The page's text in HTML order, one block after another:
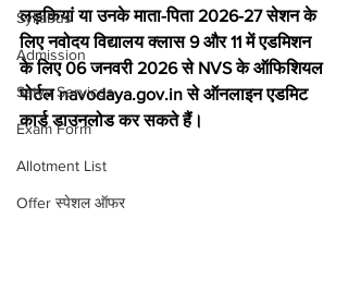
Syllabus
Admission
Satya Services
Exam Form
Allotment List
Offer स्पेशल ऑफर
लड़कियां या उनके माता-पिता 2026-27 सेशन के
लिए नवोदय विद्यालय क्लास 9 और 11 में एडमिशन
के लिए 06 जनवरी 2026 से NVS के ऑफिशियल
पोर्टल navodaya.gov.in से ऑनलाइन एडमिट
कार्ड डाउनलोड कर सकते हैं।